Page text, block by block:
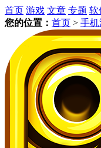
首页 游戏 文章 专题 软
您的位置： 首页 > 手